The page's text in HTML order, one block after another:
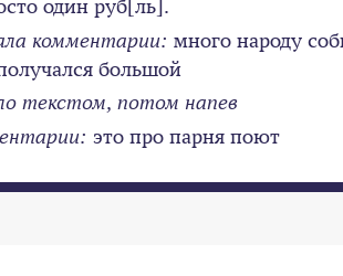
один руб[ль].
комментарии: много народу
большой
текстом, потом напев
это про парня поют